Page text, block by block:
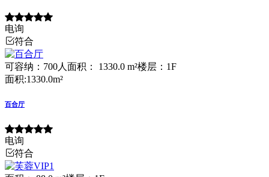
电询
符合
可容纳：700人 面积： 1330.0 m²楼层：1F
面积:1330.0m²
百合厅
电询
符合